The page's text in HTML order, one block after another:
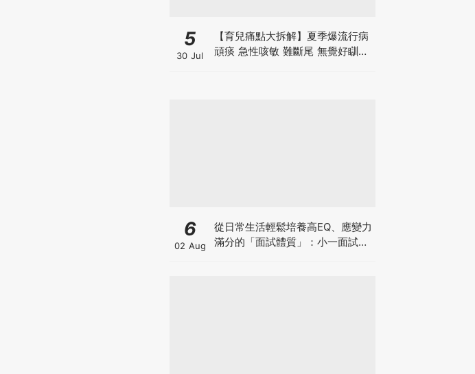
5
30 Jul
【育兒痛點大拆解】夏季爆流行病
頑痰 急性咳敏 難斷尾 無覺好瞓？
6
02 Aug
從日常生活輕鬆培養高EQ、應變力
滿分的「面試體質」：小一面試最